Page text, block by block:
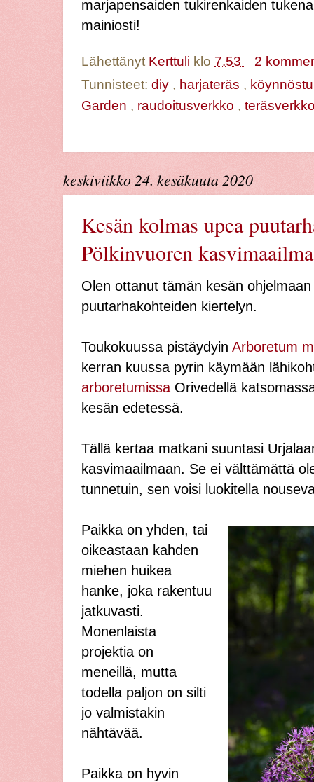
marjapensaiden tukirenkaiden
mainiosti!
Lähettänyt Kerttuli klo 7.53
2
Tunnisteet: diy , harjateräs ,
Garden , raudoitusverkko ,
keskiviikko 24. kesäkuuta 2020
Kesän kolmas upea
Pölkinvuoren kasvimaailma
Olen ottanut tämän kesän
puutarhakohteiden kiertelyn.
Toukokuussa pistäydyin Arboretum
kerran kuussa pyrin käymään
arboretumissa Orivedellä
kesän edetessä.
Tällä kertaa matkani suuntasi
kasvimaailmaan. Se ei välttämättä
tunnetuin, sen voisi luokitella
Paikka on yhden, tai
oikeastaan kahden
miehen huikea
hanke, joka rakentuu
jatkuvasti.
Monenlaista
projektia on
meneillä, mutta
todella paljon on silti
jo valmistakin
nähtävää.
Paikka on hyvin